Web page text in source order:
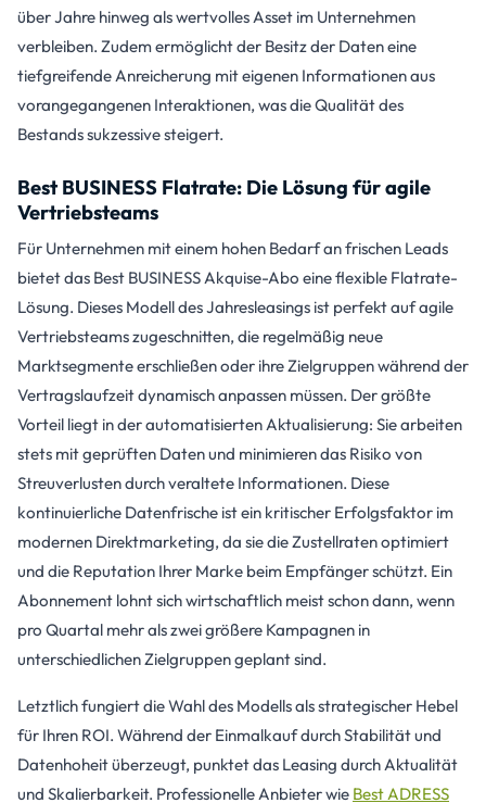
über Jahre hinweg als wertvolles Asset im Unternehmen
verbleiben. Zudem ermöglicht der Besitz der Daten eine
tiefgreifende Anreicherung mit eigenen Informationen aus
vorangegangenen Interaktionen, was die Qualität des
Bestands sukzessive steigert.
Best BUSINESS Flatrate: Die Lösung für agile
Vertriebsteams
Für Unternehmen mit einem hohen Bedarf an frischen Leads
bietet das Best BUSINESS Akquise-Abo eine flexible Flatrate-
Lösung. Dieses Modell des Jahresleasings ist perfekt auf agile
Vertriebsteams zugeschnitten, die regelmäßig neue
Marktsegmente erschließen oder ihre Zielgruppen während der
Vertragslaufzeit dynamisch anpassen müssen. Der größte
Vorteil liegt in der automatisierten Aktualisierung: Sie arbeiten
stets mit geprüften Daten und minimieren das Risiko von
Streuverlusten durch veraltete Informationen. Diese
kontinuierliche Datenfrische ist ein kritischer Erfolgsfaktor im
modernen Direktmarketing, da sie die Zustellraten optimiert
und die Reputation Ihrer Marke beim Empfänger schützt. Ein
Abonnement lohnt sich wirtschaftlich meist schon dann, wenn
pro Quartal mehr als zwei größere Kampagnen in
unterschiedlichen Zielgruppen geplant sind.
Letztlich fungiert die Wahl des Modells als strategischer Hebel
für Ihren ROI. Während der Einmalkauf durch Stabilität und
Datenhoheit überzeugt, punktet das Leasing durch Aktualität
und Skalierbarkeit. Professionelle Anbieter wie Best ADRESS